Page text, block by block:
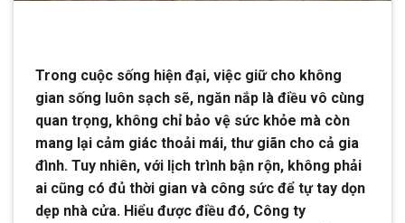
Trong cuộc sống hiện đại, việc giữ cho không
gian sống luôn sạch sẽ, ngăn nắp là điều vô cùng
quan trọng, không chỉ bảo vệ sức khỏe mà còn
mang lại cảm giác thoải mái, thư giãn cho cả gia
đình. Tuy nhiên, với lịch trình bận rộn, không phải
ai cũng có đủ thời gian và công sức để tự tay dọn
dẹp nhà cửa. Hiểu được điều đó, Công ty